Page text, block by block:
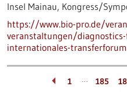
Insel Mainau, Kongress/
https://www.bio-pro.de/
veranstaltungen/
internationales-transferforum
1 … 185